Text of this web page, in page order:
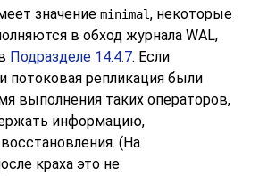
значение minimal, некоторые
в обход журнала WAL,
Подразделе 14.4.7. Если
потоковая репликация были
выполнения таких операторов,
информацию,
(На
краха это не